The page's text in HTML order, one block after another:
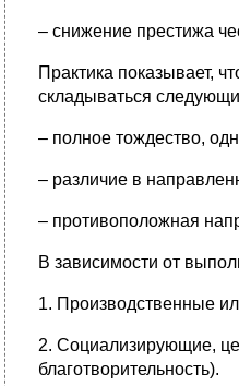
– снижение престижа
Практика показывает,
складываться
– полное тождество,
– различие в
– противоположная
В зависимости от
1. Производственные
2. Социализирующие,
благотворительность).